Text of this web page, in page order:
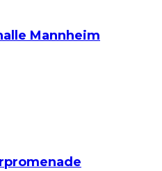
Mannheim